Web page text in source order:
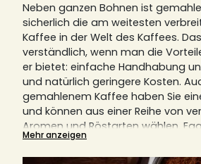
Neben ganzen Bohnen ist
sicherlich die am weitesten
Kaffee in der Welt des Kaffees.
verständlich, wenn man die
er bietet: einfache Handhabung
und natürlich geringere Kosten.
gemahlenem Kaffee haben Sie
und können aus einer Reihe von
Aromen und Röstarten wählen.
von Filtermaschinen, italienischen
Kolbenkaffeemaschinen (auch
Mehr anzeigen